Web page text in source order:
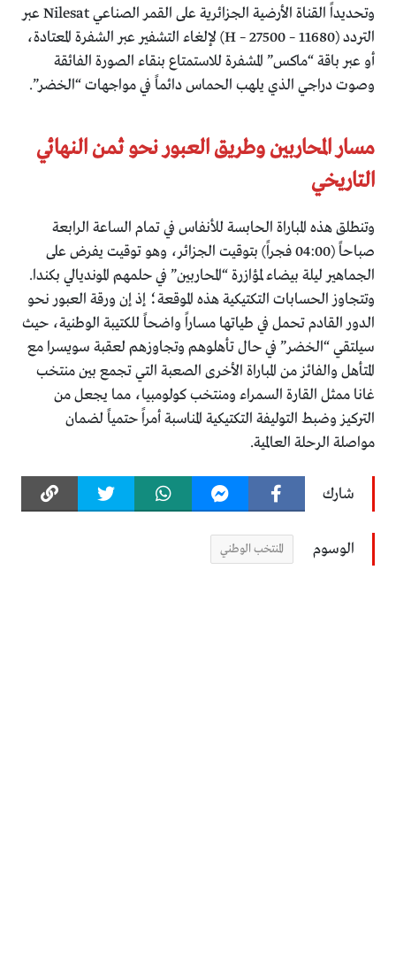
وتحديداً القناة الأرضية الجزائرية على القمر الصناعي Nilesat عبر
التردد (11680 – 27500 – H) لإلغاء التشفير عبر الشفرة المعتادة،
أو عبر باقة “ماكس” المشفرة للاستمتاع بنقاء الصورة الفائقة
وصوت دراجي الذي يلهب الحماس دائماً في مواجهات “الخضر”.
مسار المحاربين وطريق العبور نحو ثمن النهائي
التاريخي
وتنطلق هذه المباراة الحابسة للأنفاس في تمام الساعة الرابعة
صباحاً (04:00 فجراً) بتوقيت الجزائر، وهو توقيت يفرض على
الجماهير ليلة بيضاء لمؤازرة “المحاربين” في حلمهم المونديالي بكندا.
وتتجاوز الحسابات التكتيكية هذه الموقعة؛ إذ إن ورقة العبور نحو
الدور القادم تحمل في طياتها مساراً واضحاً للكتيبة الوطنية، حيث
سيلتقي “الخضر” في حال تأهلوهم وتجاوزهم لعقبة سويسرا مع
المتأهل والفائز من المباراة الأخرى الصعبة التي تجمع بين منتخب
غانا ممثل القارة السمراء ومنتخب كولومبيا، مما يجعل من
التركيز وضبط التوليفة التكتيكية المناسبة أمراً حتمياً لضمان
مواصلة الرحلة العالمية.
شارك
الوسوم المنتخب الوطني